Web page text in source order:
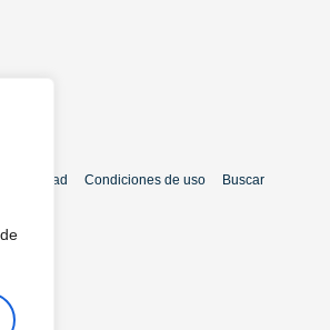
privacidad Condiciones de uso Buscar